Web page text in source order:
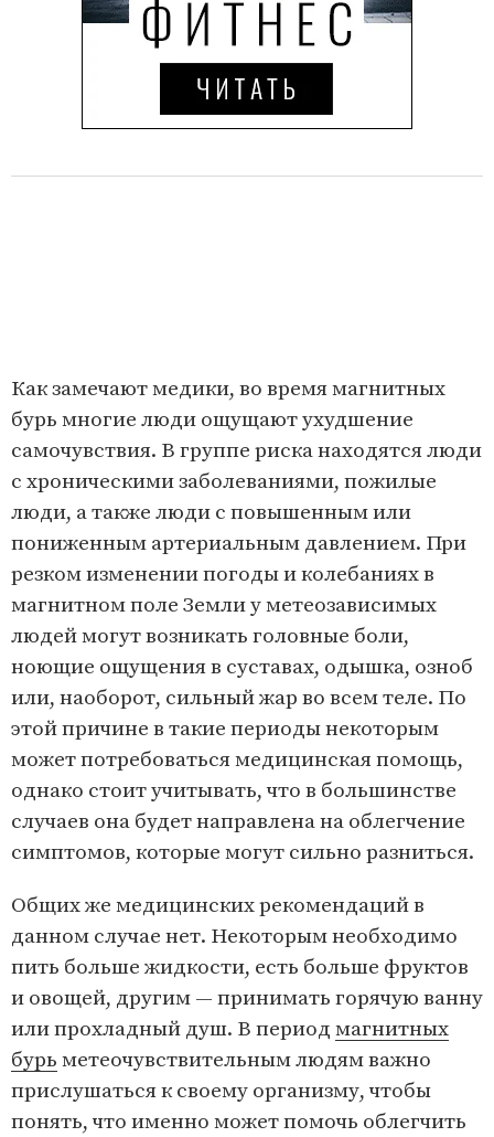
Как замечают медики, во время магнитных
бурь многие люди ощущают ухудшение
самочувствия. В группе риска находятся люди
с хроническими заболеваниями, пожилые
люди, а также люди с повышенным или
пониженным артериальным давлением. При
резком изменении погоды и колебаниях в
магнитном поле Земли у метеозависимых
людей могут возникать головные боли,
ноющие ощущения в суставах, одышка, озноб
или, наоборот, сильный жар во всем теле. По
этой причине в такие периоды некоторым
может потребоваться медицинская помощь,
однако стоит учитывать, что в большинстве
случаев она будет направлена на облегчение
симптомов, которые могут сильно разниться.
Общих же медицинских рекомендаций в
данном случае нет. Некоторым необходимо
пить больше жидкости, есть больше фруктов
и овощей, другим — принимать горячую ванну
или прохладный душ. В период магнитных
бурь метеочувствительным людям важно
прислушаться к своему организму, чтобы
понять, что именно может помочь облегчить